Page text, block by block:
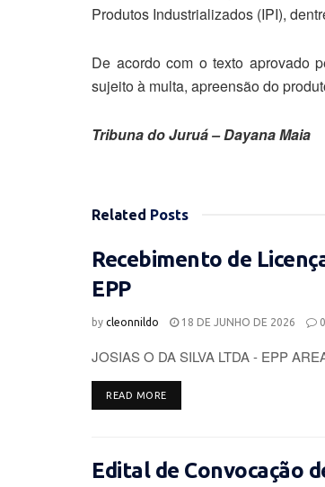
Produtos Industrializados (IPI),
De acordo com o texto aprovado
sujeito à multa, apreensão do
Tribuna do Juruá – Dayana Maia
Related Posts
Recebimento de
EPP
by cleonnildo 18 DE JUNHO DE 2026 0
JOSIAS O DA SILVA LTDA - EPP
READ MOREDETAILS
Edital de Convocação